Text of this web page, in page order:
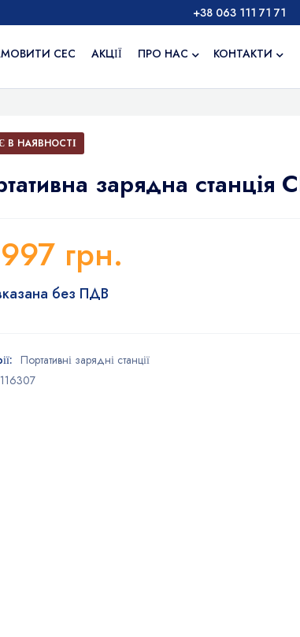
+38 063 111 71 71
СЕС АКЦІЇ ПРО НАС КОНТАКТИ
В НАЯВНОСТІ
зарядна станція
грн.
без ПДВ
Портативні зарядні станції